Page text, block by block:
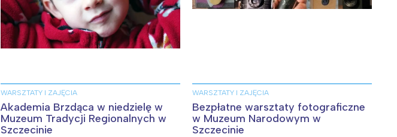
WARSZTATY I ZAJĘCIA
Akademia Brzdąca w niedzielę w
Muzeum Tradycji Regionalnych w
Szczecinie
WARSZTATY I ZAJĘCIA
Bezpłatne warsztaty fotograficzne
w Muzeum Narodowym w
Szczecinie